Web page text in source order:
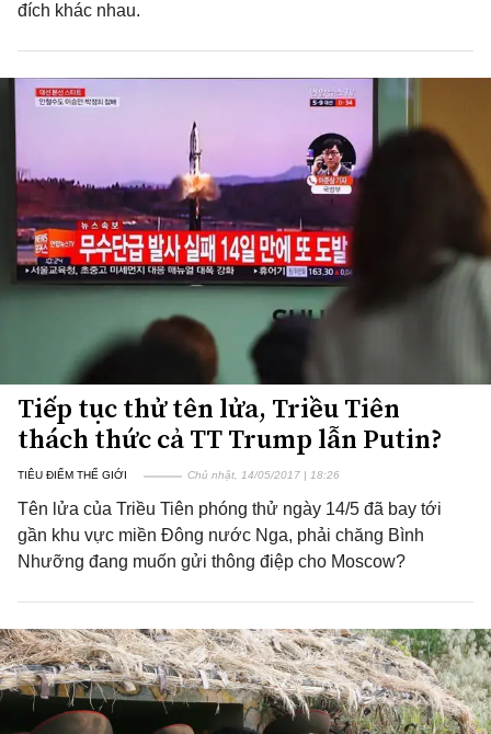
đích khác nhau.
Tiếp tục thử tên lửa, Triều Tiên
thách thức cả TT Trump lẫn Putin?
TIÊU ĐIỂM THẾ GIỚI Chủ nhật, 14/05/2017 | 18:26
Tên lửa của Triều Tiên phóng thử ngày 14/5 đã bay tới
gần khu vực miền Đông nước Nga, phải chăng Bình
Nhưỡng đang muốn gửi thông điệp cho Moscow?